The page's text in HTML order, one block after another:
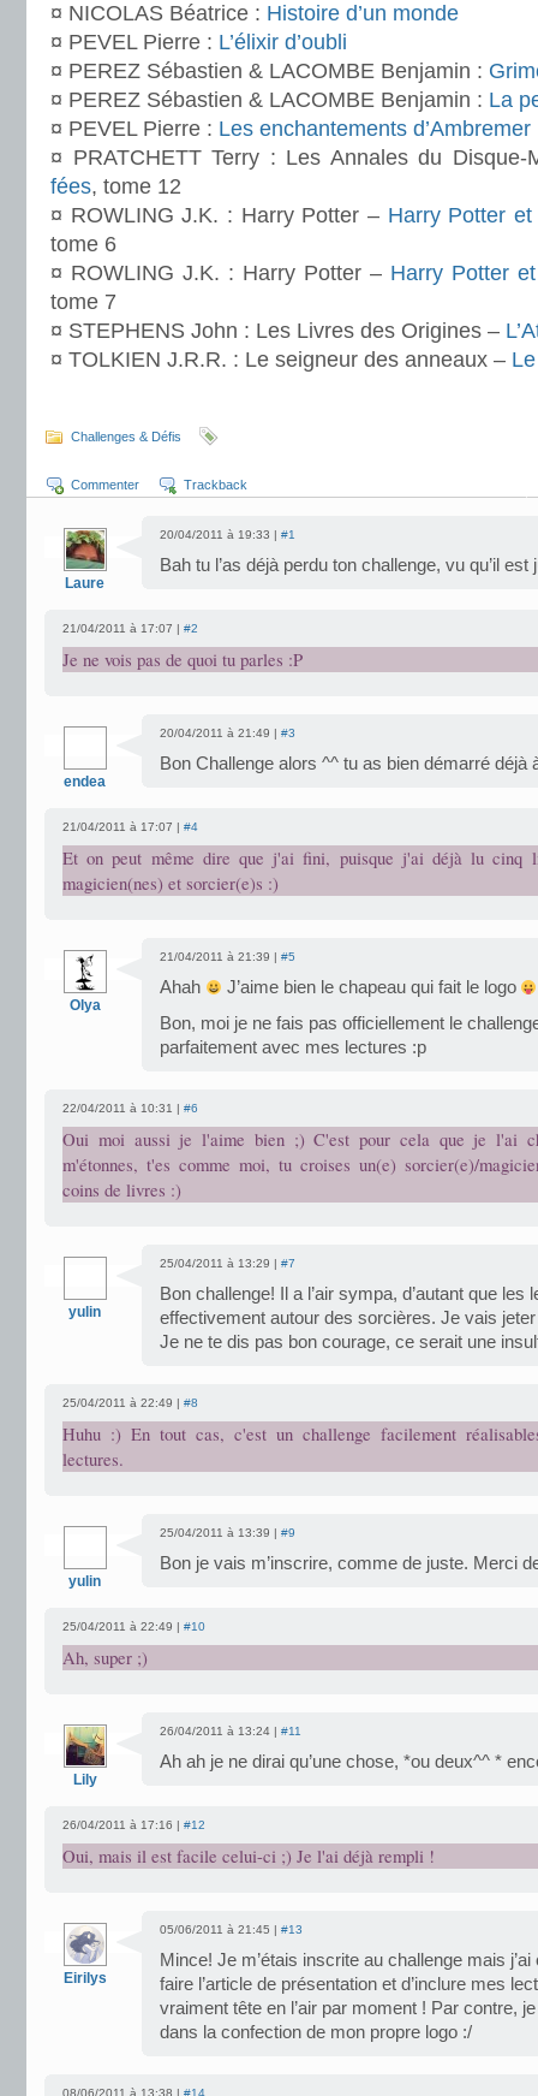
¤ NICOLAS Béatrice : Histoire d’un monde
¤ PEVEL Pierre : L’élixir d’oubli
¤ PEREZ Sébastien & LACOMBE Benjamin :
¤ PEREZ Sébastien & LACOMBE Benjamin : La
¤ PEVEL Pierre : Les enchantements d’Ambremer
¤ PRATCHETT Terry : Les Annales du
fées, tome 12
¤ ROWLING J.K. : Harry Potter – Harry Potter
tome 6
¤ ROWLING J.K. : Harry Potter – Harry Potter
tome 7
¤ STEPHENS John : Les Livres des Origines –
¤ TOLKIEN J.R.R. : Le seigneur des anneaux –
Challenges & Défis
Commenter Trackback
Laure
20/04/2011 à 19:33 | #1
Bah tu l’as déjà perdu ton challenge, vu qu’il
21/04/2011 à 17:07 | #2
Je ne vois pas de quoi tu parles :P
endea
20/04/2011 à 21:49 | #3
Bon Challenge alors ^^ tu as bien démarré déjà
21/04/2011 à 17:07 | #4
Et on peut même dire que j'ai fini, puisque j'ai déjà lu cinq
magicien(nes) et sorcier(e)s :)
Olya
21/04/2011 à 21:39 | #5
Ahah
J’aime bien le chapeau qui fait le logo
Bon, moi je ne fais pas officiellement le
parfaitement avec mes lectures :p
22/04/2011 à 10:31 | #6
Oui moi aussi je l'aime bien ;) C'est pour cela que je l'ai
m'étonnes, t'es comme moi, tu croises un(e) sorcier(e)/
coins de livres :)
yulin
25/04/2011 à 13:29 | #7
Bon challenge! Il a l’air sympa, d’autant que les
effectivement autour des sorcières. Je vais
Je ne te dis pas bon courage, ce serait une
25/04/2011 à 22:49 | #8
Huhu :) En tout cas, c'est un challenge facilement
lectures.
yulin
25/04/2011 à 13:39 | #9
Bon je vais m’inscrire, comme de juste. Merci
25/04/2011 à 22:49 | #10
Ah, super ;)
Lily
26/04/2011 à 13:24 | #11
Ah ah je ne dirai qu’une chose, *ou deux^^ *
26/04/2011 à 17:16 | #12
Oui, mais il est facile celui-ci ;) Je l'ai déjà rempli !
Eirilys
05/06/2011 à 21:45 | #13
Mince! Je m’étais inscrite au challenge mais
faire l’article de présentation et d’inclure mes
vraiment tête en l’air par moment ! Par contre,
dans la confection de mon propre logo :/
08/06/2011 à 13:38 | #14